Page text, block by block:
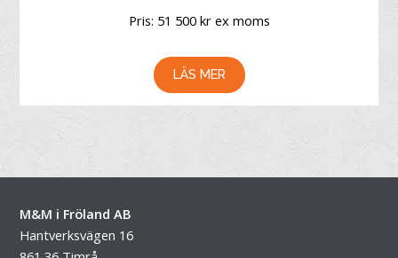
Pris: 51 500 kr ex moms
LÄS MER
M&M i Fröland AB
Hantverksvägen 16